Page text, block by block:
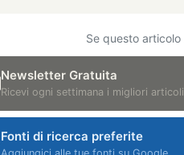
Se questo
Newsletter Gratuita
Ricevi ogni settimana i migliori articoli
Fonti di ricerca preferite